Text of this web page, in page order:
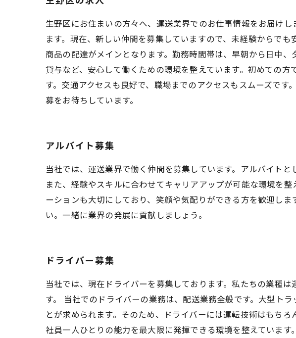
生野区にお住まいの方々へ、運送業界でのお仕事情報をお届け
ます。現在、新しい仲間を募集していますので、未経験からで
商品の配達がメインとなります。勤務時間帯は、早朝から日中
貸与など、安心して働くための環境を整えています。初めての
す。交通アクセスも良好で、職場までのアクセスもスムーズで
募をお待ちしています。
アルバイト募集
当社では、運送業界で働く仲間を募集しています。アルバイト
また、経験やスキルに合わせてキャリアアップが可能な環境を
ーションも大切にしており、笑顔や気配りができる方を歓迎し
い。一緒に業界の発展に貢献しましょう。
ドライバー募集
当社では、現在ドライバーを募集しております。私たちの業種
す。 当社でのドライバーの業務は、配送業務全般です。大型ト
とが求められます。そのため、ドライバーには運転技術はもち
社員一人ひとりの能力を最大限に発揮できる環境を整えていま